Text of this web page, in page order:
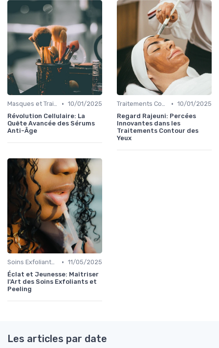
Masques et Traitements Intensifs • 10/01/2025
Révolution Cellulaire: La
Quête Avancée des Sérums
Anti-Âge
Traitements Contour des Yeux • 10/01/2025
Regard Rajeuni: Percées
Innovantes dans les
Traitements Contour des
Yeux
Soins Exfoliants et Peeling • 11/05/2025
Éclat et Jeunesse: Maîtriser
l'Art des Soins Exfoliants et
Peeling
Les articles par date